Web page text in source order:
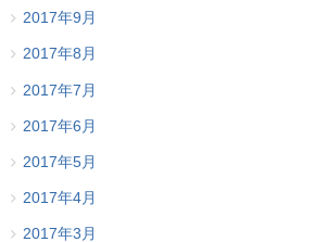
2017年9月
2017年8月
2017年7月
2017年6月
2017年5月
2017年4月
2017年3月